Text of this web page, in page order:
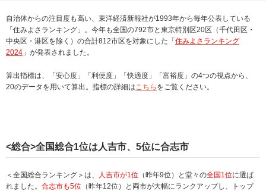
自治体からの注目度も高い、東洋経済新報社が1993年から毎年公表している
「住みよさランキング」。今年も全国の792市と東京特別区20区（千代田区・
中央区・港区を除く）の合計812市区を対象にした「住みよさランキング
2024 」が発表されました。
算出指標は、「安心度」「利便度」「快適度」「富裕度」の4つの視点から、
20のデータを用いて算出。指標の詳細は こちら をご覧ください。
<総合>全国総合1位は人吉市、5位に合志市
＜全国総合ランキング＞は、 人吉市が1位 （昨年9位）と堂々の全国1位に選ば
れました。 合志市も5位 （昨年12位）と両市が大幅にランクアップし、トップ